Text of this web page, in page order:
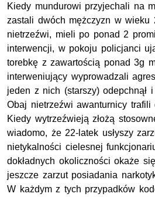
Kiedy mundurowi przyjechali na
zastali dwóch mężczyzn w
nietrzeźwi, mieli po ponad 2
interwencji, w pokoju policjanci
torebkę z zawartością ponad 3g
interweniujący wyprowadzali
jeden z nich (starszy) odepchnął
Obaj nietrzeźwi awanturnicy trafili
Kiedy wytrzeźwieją złożą
wiadomo, że 22-latek usłyszy
nietykalności cielesnej
dokładnych okoliczności okaże
jeszcze zarzut posiadania
W każdym z tych przypadków